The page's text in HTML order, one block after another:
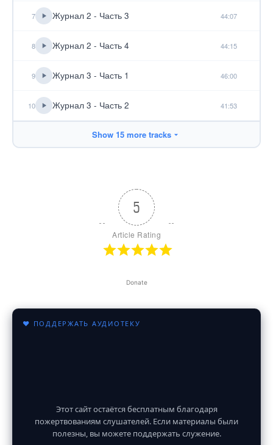
7 Журнал 2 - Часть 3 44:07
8 Журнал 2 - Часть 4 44:15
9 Журнал 3 - Часть 1 46:00
10 Журнал 3 - Часть 2 41:53
Show 15 more tracks
5
Article Rating
Donate
♥ ПОДДЕРЖАТЬ АУДИОТЕКУ
Этот сайт остаётся бесплатным благодаря
пожертвованиям слушателей. Если материалы были
полезны, вы можете поддержать служение.